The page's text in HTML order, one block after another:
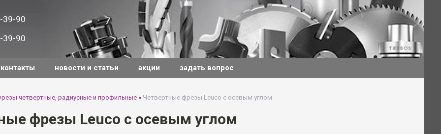
39-90
39-90
контакты новости и статьи акции задать вопрос
четвертные, радиусные и профильные » Четвертные фрезы Leuco с осевым углом
фрезы Leuco с осевым углом